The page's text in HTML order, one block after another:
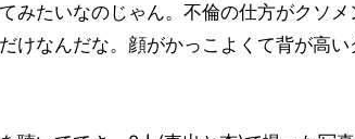
みたいなのじゃん。不倫の仕方がクソ
けなんだな。顔がかっこよくて背が高